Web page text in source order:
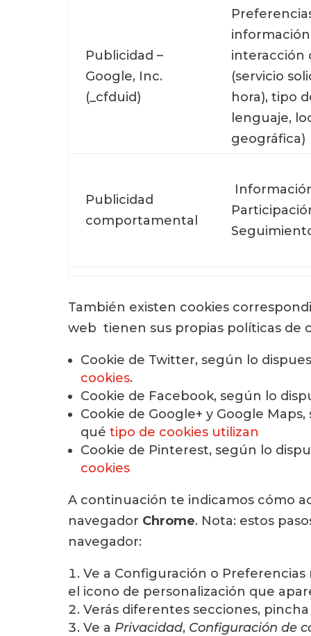
Publicidad –
Google, Inc.
(_cfduid)
interacción
(servicio
hora), tipo
lenguaje,
geográfica)
Publicidad
comportamental
También existen cookies
web tienen sus propias políticas de
Cookie de Twitter, según lo
cookies.
Cookie de Facebook, según lo
Cookie de Google+ y Google
qué tipo de cookies utilizan
Cookie de Pinterest, según lo
cookies
A continuación te indicamos cómo
navegador Chrome. Nota: estos
navegador:
Ve a Configuración o
el icono de personalización que
Verás diferentes secciones,
Ve a Privacidad, Configuración de